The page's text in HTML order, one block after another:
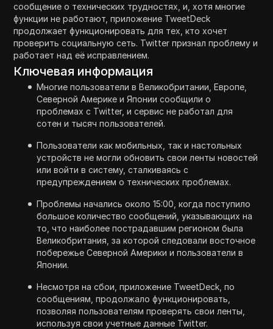
сообщение о технических трудностях, и, хотя многие
функции не работают, приложение TweetDeck
продолжает функционировать для тех, кто хочет
проверить социальную сеть. Twitter признал проблему и
работает над её исправлением.
Ключевая информация
Многие пользователи в Великобритании, Европе,
Северной Америке и Японии сообщили о
проблемах с Twitter, и сервис не работал для
сотен и тысяч пользователей.
Пользователи как мобильных, так и настольных
устройств не могли обновить свои ленты новостей
или войти в систему, сталкиваясь с
предупреждением о технических проблемах.
Проблемы начались около 15:00, когда поступило
большое количество сообщений, указывающих на
то, что наиболее пострадавшим регионом была
Великобритания, за которой следовали восточное
побережье Северной Америки и пользователи в
Японии.
Несмотря на сбои, приложение TweetDeck, по
сообщениям, продолжало функционировать,
позволяя пользователям проверять свои ленты,
используя свои учетные данные Twitter.